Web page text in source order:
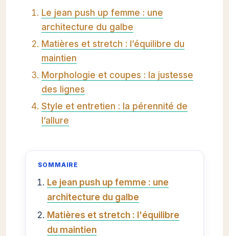
Le jean push up femme : une
architecture du galbe
Matières et stretch : l’équilibre du
maintien
Morphologie et coupes : la justesse
des lignes
Style et entretien : la pérennité de
l’allure
SOMMAIRE
Le jean push up femme : une
architecture du galbe
Matières et stretch : l'équilibre
du maintien